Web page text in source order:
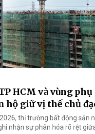
HCM và vùng phụ
hộ giữ vị thế chủ
thị trường bất động sản
nhận sự phân hóa rõ rệt